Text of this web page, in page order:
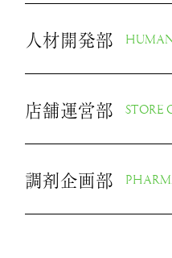
人材開発部
店舗運営部 STORE
調剤企画部